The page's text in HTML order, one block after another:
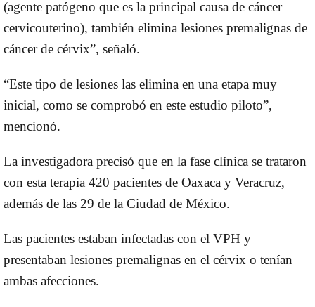
(agente patógeno que es la principal causa de cáncer
cervicouterino), también elimina lesiones premalignas de
cáncer de cérvix”, señaló.
“Este tipo de lesiones las elimina en una etapa muy
inicial, como se comprobó en este estudio piloto”,
mencionó.
La investigadora precisó que en la fase clínica se trataron
con esta terapia 420 pacientes de Oaxaca y Veracruz,
además de las 29 de la Ciudad de México.
Las pacientes estaban infectadas con el VPH y
presentaban lesiones premalignas en el cérvix o tenían
ambas afecciones.